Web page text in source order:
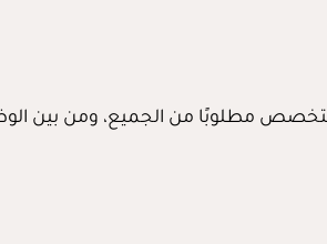
مطلوبًا من الجميع، ومن بين